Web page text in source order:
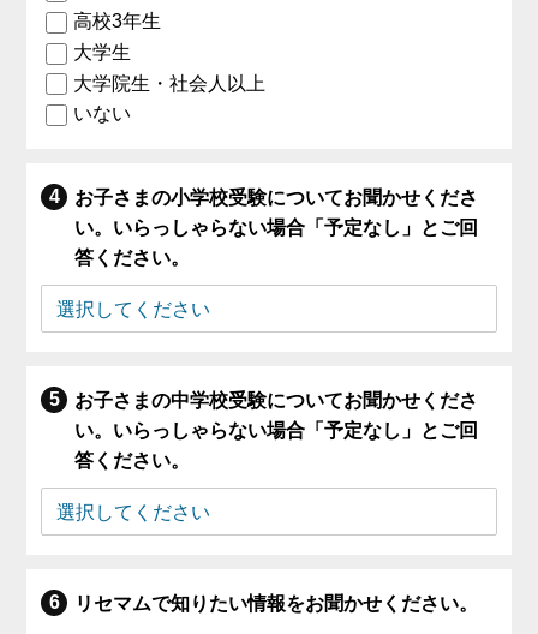
高校3年生
大学生
大学院生・社会人以上
いない
お子さまの小学校受験についてお聞かせくださ
い。いらっしゃらない場合「予定なし」とご回
答ください。
お子さまの中学校受験についてお聞かせくださ
い。いらっしゃらない場合「予定なし」とご回
答ください。
リセマムで知りたい情報をお聞かせください。